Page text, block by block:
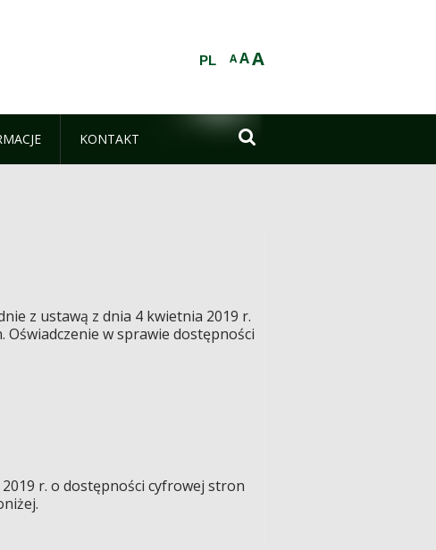
AAA
PL
KONTAKT 
z ustawą z dnia 4 kwietnia 2019 r.
w sprawie dostępności
r. o dostępności cyfrowej stron